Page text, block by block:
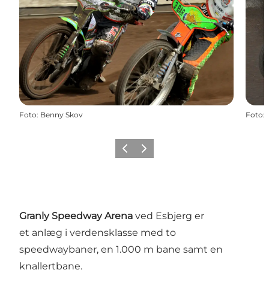
Foto: Benny Skov Foto:
ForrigeNæste
Granly Speedway Arena ved Esbjerg er
et anlæg i verdensklasse med to
speedwaybaner, en 1.000 m bane samt en
knallertbane.